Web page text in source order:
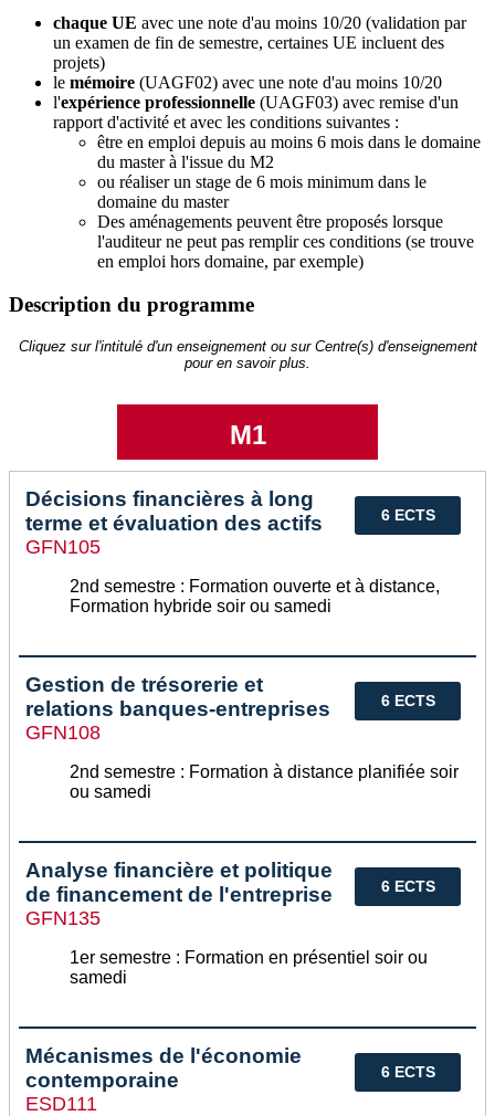
chaque UE avec une note d'au moins 10/20 (validation par
un examen de fin de semestre, certaines UE incluent des
projets)
le mémoire (UAGF02) avec une note d'au moins 10/20
l'expérience professionnelle (UAGF03) avec remise d'un
rapport d'activité et avec les conditions suivantes :
être en emploi depuis au moins 6 mois dans le domaine
du master à l'issue du M2
ou réaliser un stage de 6 mois minimum dans le
domaine du master
Des aménagements peuvent être proposés lorsque
l'auditeur ne peut pas remplir ces conditions (se trouve
en emploi hors domaine, par exemple)
Description du programme
Cliquez sur l'intitulé d'un enseignement ou sur Centre(s) d'enseignement
pour en savoir plus.
M1
6 ECTS
Décisions financières à long
terme et évaluation des actifs
GFN105
2nd semestre : Formation ouverte et à distance,
Formation hybride soir ou samedi
6 ECTS
Gestion de trésorerie et
relations banques-entreprises
GFN108
2nd semestre : Formation à distance planifiée soir
ou samedi
6 ECTS
Analyse financière et politique
de financement de l'entreprise
GFN135
1er semestre : Formation en présentiel soir ou
samedi
6 ECTS
Mécanismes de l'économie
contemporaine
ESD111